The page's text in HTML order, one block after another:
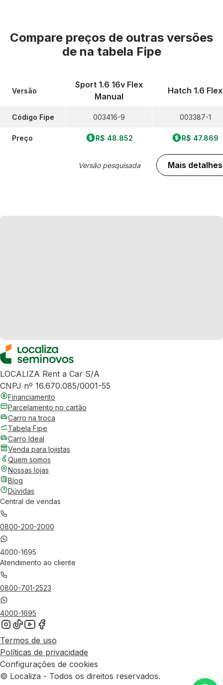
Compare preços de outras versões
de na tabela Fipe
Versão
Código Fipe
Preço
Sport 1.6 16v Flex
Manual
003416-9
R$ 48.852
Versão pesquisada
Hatch 1.6 Flex
003387-1
R$ 47.869
Mais detalhes
LOCALIZA Rent a Car S/A
CNPJ nº 16.670.085/0001-55
Financiamento
Parcelamento no cartão
Carro na troca
Tabela Fipe
Carro Ideal
Venda para lojistas
Quem somos
Nossas lojas
Blog
Dúvidas
Central de vendas
0800-200-2000
4000-1695
Atendimento ao cliente
0800-701-2523
4000-1695
Termos de uso
Políticas de privacidade
Configurações de cookies
© Localiza - Todos os direitos reservados.